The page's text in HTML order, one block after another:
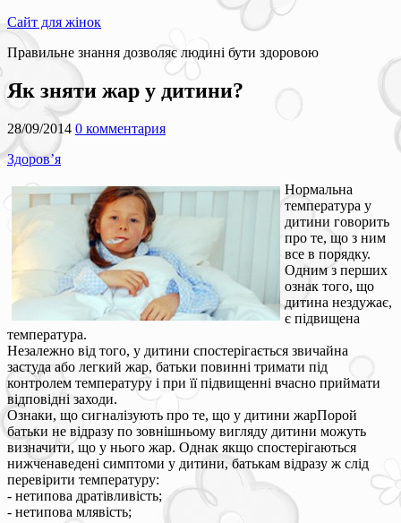
Сайт для жінок
Правильне знання дозволяє людині бути здоровою
Як зняти жар у дитини?
28/09/2014 0 комментария
Здоров’я
Нормальна
температура у
дитини говорить
про те, що з ним
все в порядку.
Одним з перших
ознак того, що
дитина нездужає,
є підвищена
температура.
Незалежно від того, у дитини спостерігається звичайна
застуда або легкий жар, батьки повинні тримати під
контролем температуру і при її підвищенні вчасно приймати
відповідні заходи.
Ознаки, що сигналізують про те, що у дитини жарПорой
батьки не відразу по зовнішньому вигляду дитини можуть
визначити, що у нього жар. Однак якщо спостерігаються
нижченаведені симптоми у дитини, батькам відразу ж слід
перевірити температуру:
- нетипова дратівливість;
- нетипова млявість;